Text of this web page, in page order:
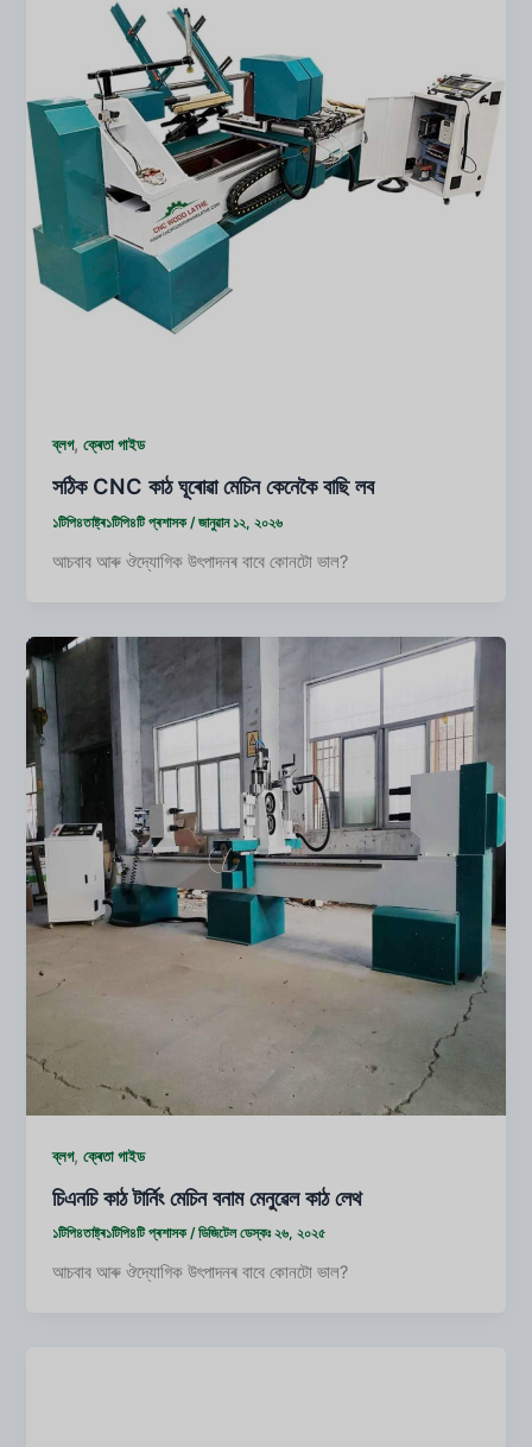
ব্লগ,ক্ৰেতা গাইড
সঠিক CNC কাঠ ঘূৰোৱা মেচিন কেনেকৈ বাছি লব
১টিপি৪তাষ্ট্ৰ১টিপি৪টি প্ৰশাসক/জানুৱান ১২, ২০২৬
আচবাব আৰু ঔদ্যোগিক উৎপাদনৰ বাবে কোনটো ভাল?
ব্লগ,ক্ৰেতা গাইড
চিএনচি কাঠ টাৰ্নিং মেচিন বনাম মেনুৱেল কাঠ লেথ
১টিপি৪তাষ্ট্ৰ১টিপি৪টি প্ৰশাসক/ডিজিটেল ডেস্কঃ ২৬, ২০২৫
আচবাব আৰু ঔদ্যোগিক উৎপাদনৰ বাবে কোনটো ভাল?